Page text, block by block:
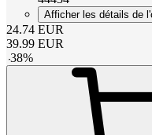
Afficher les détails de
24.74 EUR
39.99 EUR
-38%